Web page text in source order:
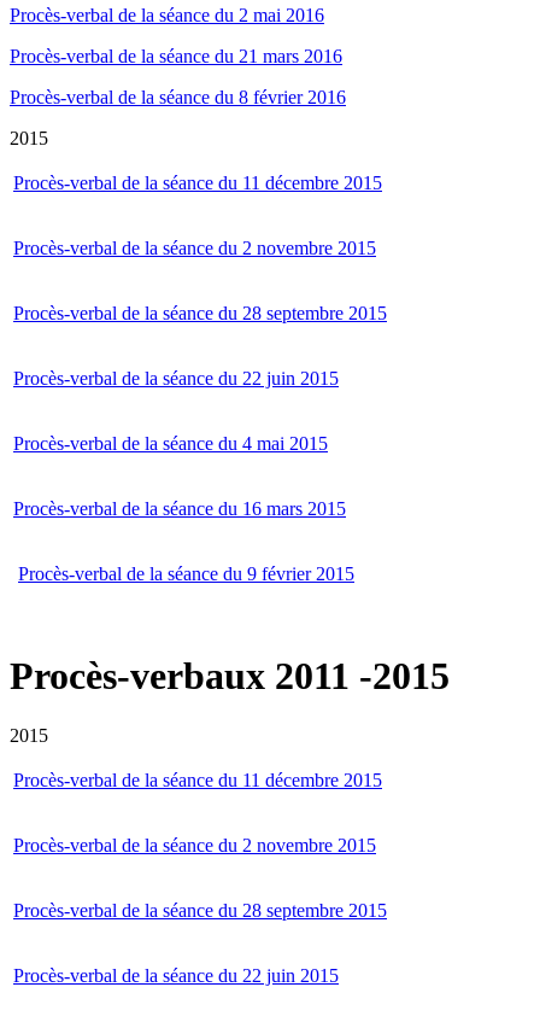
Procès-verbal de la séance du 2 mai 2016
Procès-verbal de la séance du 21 mars 2016
Procès-verbal de la séance du 8 février 2016
2015
Procès-verbal de la séance du 11 décembre 2015
Procès-verbal de la séance du 2 novembre 2015
Procès-verbal de la séance du 28 septembre 2015
Procès-verbal de la séance du 22 juin 2015
Procès-verbal de la séance du 4 mai 2015
Procès-verbal de la séance du 16 mars 2015
Procès-verbal de la séance du 9 février 2015
Procès-verbaux 2011 -2015
2015
Procès-verbal de la séance du 11 décembre 2015
Procès-verbal de la séance du 2 novembre 2015
Procès-verbal de la séance du 28 septembre 2015
Procès-verbal de la séance du 22 juin 2015